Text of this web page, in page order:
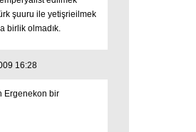
şuuru ile yetişrieilmek
birlik olmadık.
16:28
Ergenekon bir